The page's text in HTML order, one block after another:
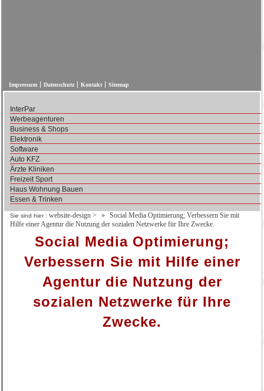
Impressum Datenschutz Kontakt Sitemap
InterPar
Werbeagenturen
Business & Shops
Elektronik
Software
Auto KFZ
Ärzte Kliniken
Freizeit Sport
Haus Wohnung Bauen
Essen & Trinken
Sie sind hier : website-design >
Social Media Optimierung; Verbessern Sie mit
Hilfe einer Agentur die Nutzung der sozialen Netzwerke für Ihre Zwecke.
Social Media Optimierung;
Verbessern Sie mit Hilfe einer
Agentur die Nutzung der
sozialen Netzwerke für Ihre
Zwecke.